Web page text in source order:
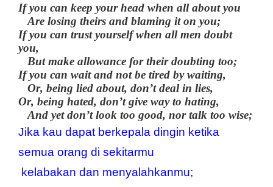
If you can keep your head when all about you
Are losing theirs and blaming it on you;
If you can trust yourself when all men doubt
you,
But make allowance for their doubting too;
If you can wait and not be tired by waiting,
Or, being lied about, don’t deal in lies,
Or, being hated, don’t give way to hating,
And yet don’t look too good, nor talk too wise;
Jika kau dapat berkepala dingin ketika
semua orang di sekitarmu
kelabakan dan menyalahkanmu;